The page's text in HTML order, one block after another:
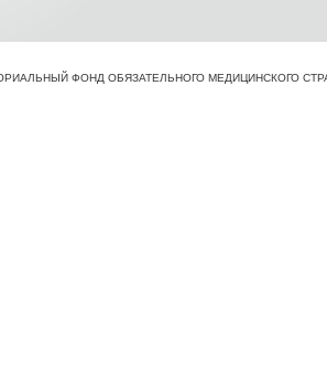
ФОНД ОБЯЗАТЕЛЬНОГО МЕДИЦИНСКОГО